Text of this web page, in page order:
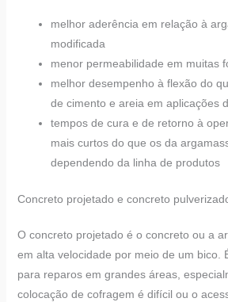
melhor aderência em relação à
modificada
menor permeabilidade em muitas
melhor desempenho à flexão do
de cimento e areia em aplicações
tempos de cura e de retorno à
mais curtos do que os da
dependendo da linha de produtos
Concreto projetado e concreto
O concreto projetado é o concreto ou a
em alta velocidade por meio de um bico.
para reparos em grandes áreas,
colocação de cofragem é difícil ou o